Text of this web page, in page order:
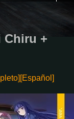
Chiru +